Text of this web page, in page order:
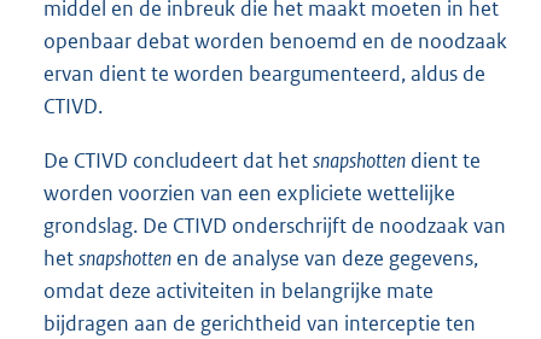
middel en de inbreuk die het maakt moeten in het
openbaar debat worden benoemd en de noodzaak
ervan dient te worden beargumenteerd, aldus de
CTIVD.
De CTIVD concludeert dat hetsnapshotten dient te
worden voorzien van een expliciete wettelijke
grondslag. De CTIVD onderschrijft de noodzaak van
hetsnapshotten en de analyse van deze gegevens,
omdat deze activiteiten in belangrijke mate
bijdragen aan de gerichtheid van interceptie ten